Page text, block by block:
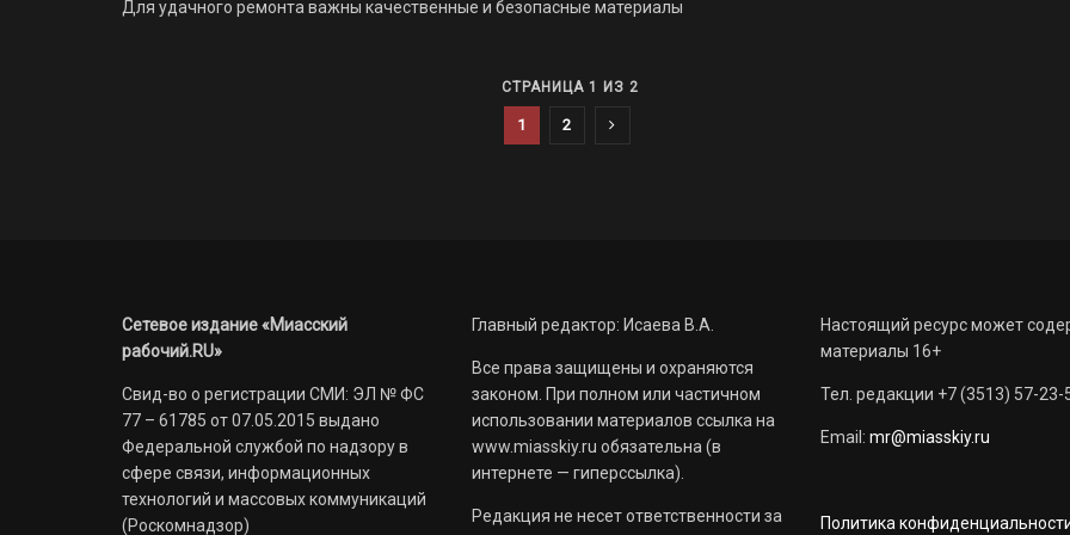
Для удачного ремонта важны качественные и безопасные материалы
СТРАНИЦА 1 ИЗ 2
1 2
Сетевое издание «Миасский
рабочий.RU»
Свид-во о регистрации СМИ: ЭЛ № ФС
77 – 61785 от 07.05.2015 выдано
Федеральной службой по надзору в
сфере связи, информационных
технологий и массовых коммуникаций
(Роскомнадзор)
Главный редактор: Исаева В.А.
Все права защищены и охраняются
законом. При полном или частичном
использовании материалов ссылка на
www.miasskiy.ru обязательна (в
интернете — гиперссылка).
Редакция не несет ответственности за
Настоящий ресурс может
материалы 16+
Тел. редакции +7 (3513) 57-23-
Email: mr@miasskiy.ru
Политика